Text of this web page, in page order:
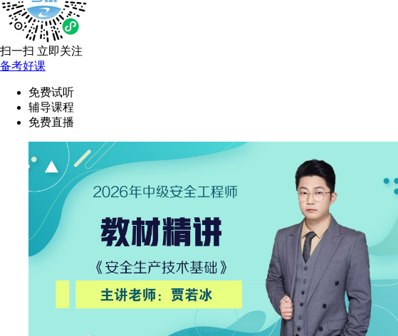
扫一扫 立即关注
备考好课
免费试听
辅导课程
免费直播